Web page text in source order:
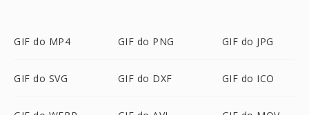
GIF do MP4 GIF do PNG GIF do JPG
GIF do SVG GIF do DXF GIF do ICO